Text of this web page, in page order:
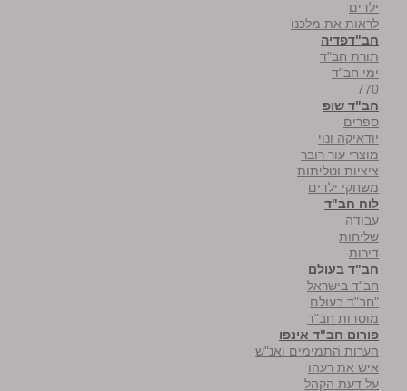
ילדים
לראות את מלכנו
חב"דפדיה
תורת חב"ד
ימי חב"ד
770
חב"ד שופ
ספרים
יודאיקה ונוי
מוצרי עור רובר
ציציות וטליתות
משחקי ילדים
לוח חב"ד
עבודה
שליחות
דירות
חב"ד בעולם
חב"ד בישראל
"חב"ד בעולם
מוסדות חב"ד
פורום חב"ד אינפו
הערות התמימים ואנ"ש
איש את רעהו
על דעת הקהל